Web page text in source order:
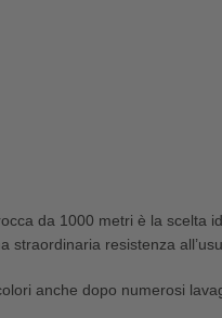
da 1000 metri è la
resistenza
anche dopo numerosi